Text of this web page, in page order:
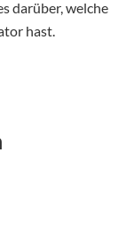
darüber, welche
hast.